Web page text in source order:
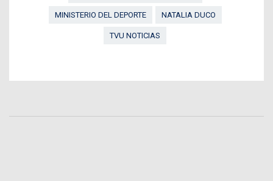
MINISTERIO DEL DEPORTE NATALIA DUCO
TVU NOTICIAS